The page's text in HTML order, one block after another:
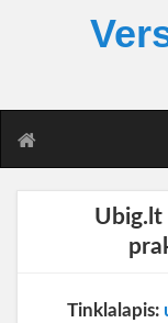
Ubig.lt
Tinklalapis: